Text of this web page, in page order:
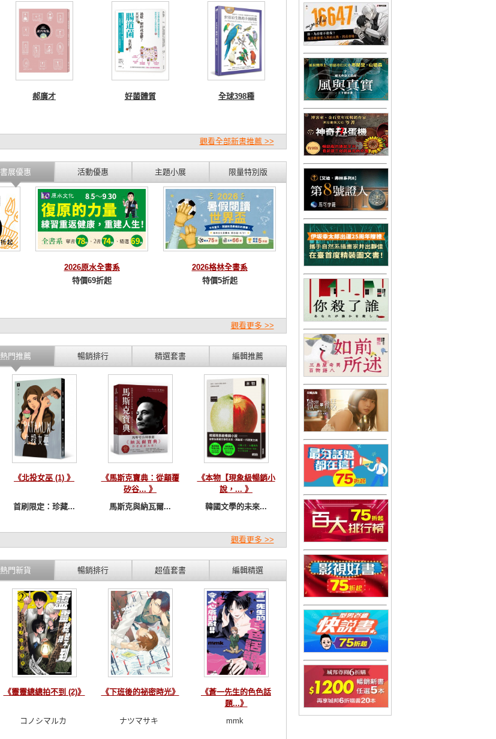
郝廣才 好菌體質 全球398種
觀看全部新書推薦 >>
書展優惠 活動優惠 主題小展 限量特別版
2026原水全書系
特價69折起
2026格林全書系
特價5折起
觀看更多 >>
熱門推薦 暢銷排行 精選套書 編輯推薦
《北投女巫 (1) 》
首刷限定：珍藏...
《馬斯克寶典：從顛覆
矽谷... 》
馬斯克與納瓦爾...
《本物【現象級暢銷小
說，... 》
韓國文學的未來...
觀看更多 >>
熱門新貨 暢銷排行 超值套書 編輯精選
《靈靈總總拍不到 (2)》
コノシマルカ
《下班後的祕密時光》
ナツマサキ
《蒼一先生的色色話
題...》
mmk